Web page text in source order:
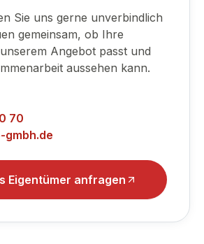
Sie uns gerne unverbindlich
gemeinsam, ob Ihre
Angebot passt und
aussehen kann.
70
gmbh.de
Eigentümer anfragen